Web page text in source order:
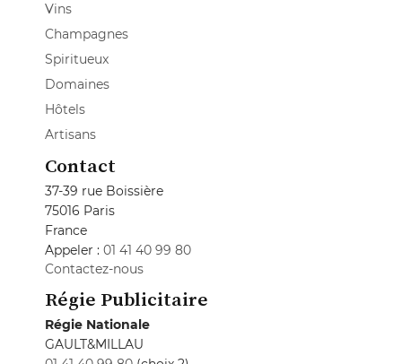
Vins
Champagnes
Spiritueux
Domaines
Hôtels
Artisans
Contact
37-39 rue Boissière
75016 Paris
France
Appeler : 01 41 40 99 80
Contactez-nous
Régie Publicitaire
Régie Nationale
GAULT&MILLAU